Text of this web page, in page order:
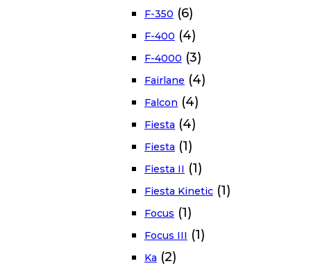
F-350 (6)
F-400 (4)
F-4000 (3)
Fairlane (4)
Falcon (4)
Fiesta (4)
Fiesta (1)
Fiesta II (1)
Fiesta Kinetic (1)
Focus (1)
Focus III (1)
Ka (2)